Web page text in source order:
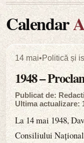
Calendar
14 mai•Politică și
1948 –
Publicat de:
Ultima actualizare:
La 14 mai 1948,
Consiliului